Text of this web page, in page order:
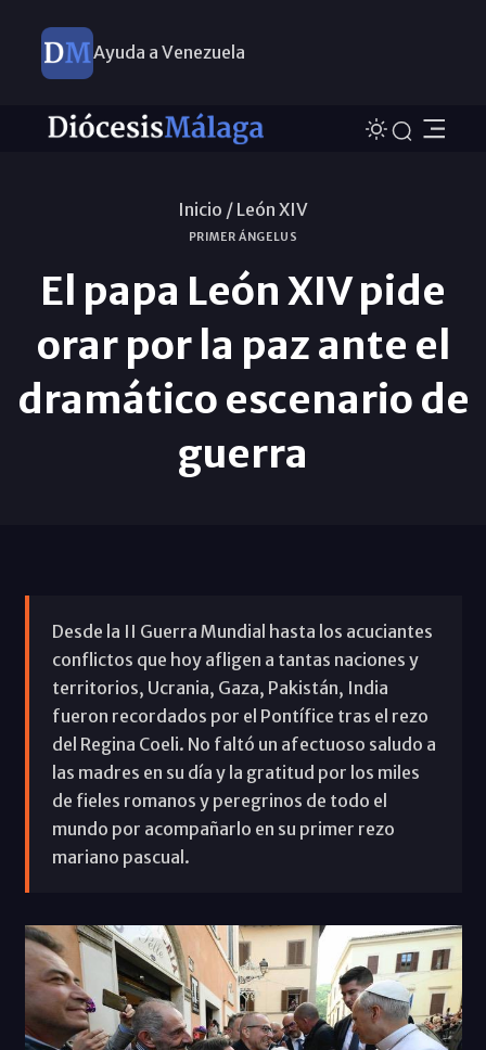
Ayuda a Venezuela
Inicio / León XIV
PRIMER ÁNGELUS
El papa León XIV pide
orar por la paz ante el
dramático escenario de
guerra
Desde la II Guerra Mundial hasta los acuciantes
conflictos que hoy afligen a tantas naciones y
territorios, Ucrania, Gaza, Pakistán, India
fueron recordados por el Pontífice tras el rezo
del Regina Coeli. No faltó un afectuoso saludo a
las madres en su día y la gratitud por los miles
de fieles romanos y peregrinos de todo el
mundo por acompañarlo en su primer rezo
mariano pascual.